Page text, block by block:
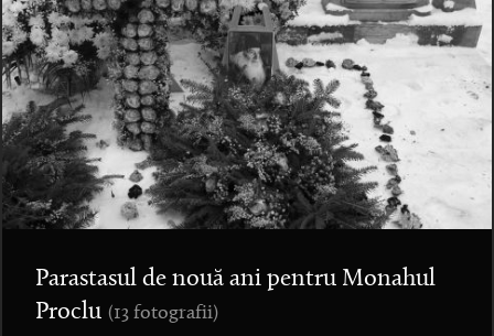
Parastasul de nouă ani pentru Monahul
Proclu (13 fotografii)